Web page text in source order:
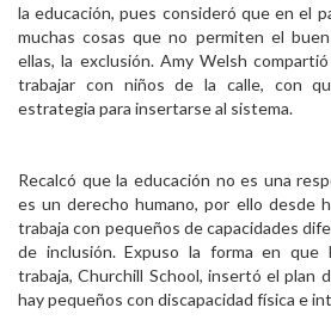
la educación, pues consideró que en el
muchas cosas que no permiten el
ellas, la exclusión. Amy Welsh
trabajar con niños de la calle, con
estrategia para insertarse al sistema.
Recalcó que la educación no es una
es un derecho humano, por ello desde
trabaja con pequeños de capacidades
de inclusión. Expuso la forma en que
trabaja, Churchill School, insertó el plan
hay pequeños con discapacidad física e